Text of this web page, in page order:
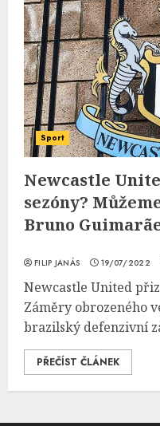
Sport
Newcastle
sezóny?
Bruno
FILIP JANÁS 19/07/2022
Newcastle United
Záměry obrozeného
brazilský defenzivní
PŘEČÍST ČLÁNEK